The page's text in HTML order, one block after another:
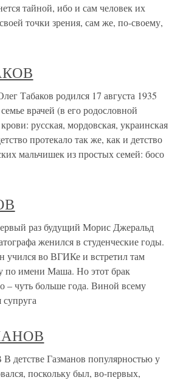
тайной, ибо и сам человек их
точки зрения, сам же, по-своему,
Табаков родился 17 августа 1935
врачей (в его родословной
русская, мордовская, украинская
протекало так же, как и детство
мальчишек из простых семей: босо
раз будущий Морис Джеральд
женился в студенческие годы.
учился во ВГИКе и встретил там
по имени Маша. Но этот брак
– чуть больше года. Виной всему
супруга
Газманов популярностью у
поскольку был, во-первых,